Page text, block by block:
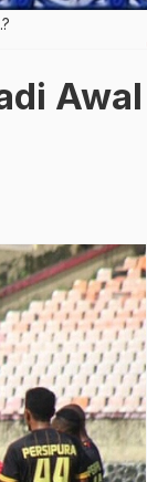
Awal